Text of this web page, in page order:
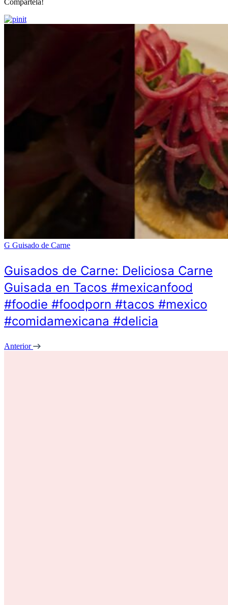
Compartela!
G Guisado de Carne
Guisados de Carne: Deliciosa Carne
Guisada en Tacos #mexicanfood
#foodie #foodporn #tacos #mexico
#comidamexicana #delicia
Anterior